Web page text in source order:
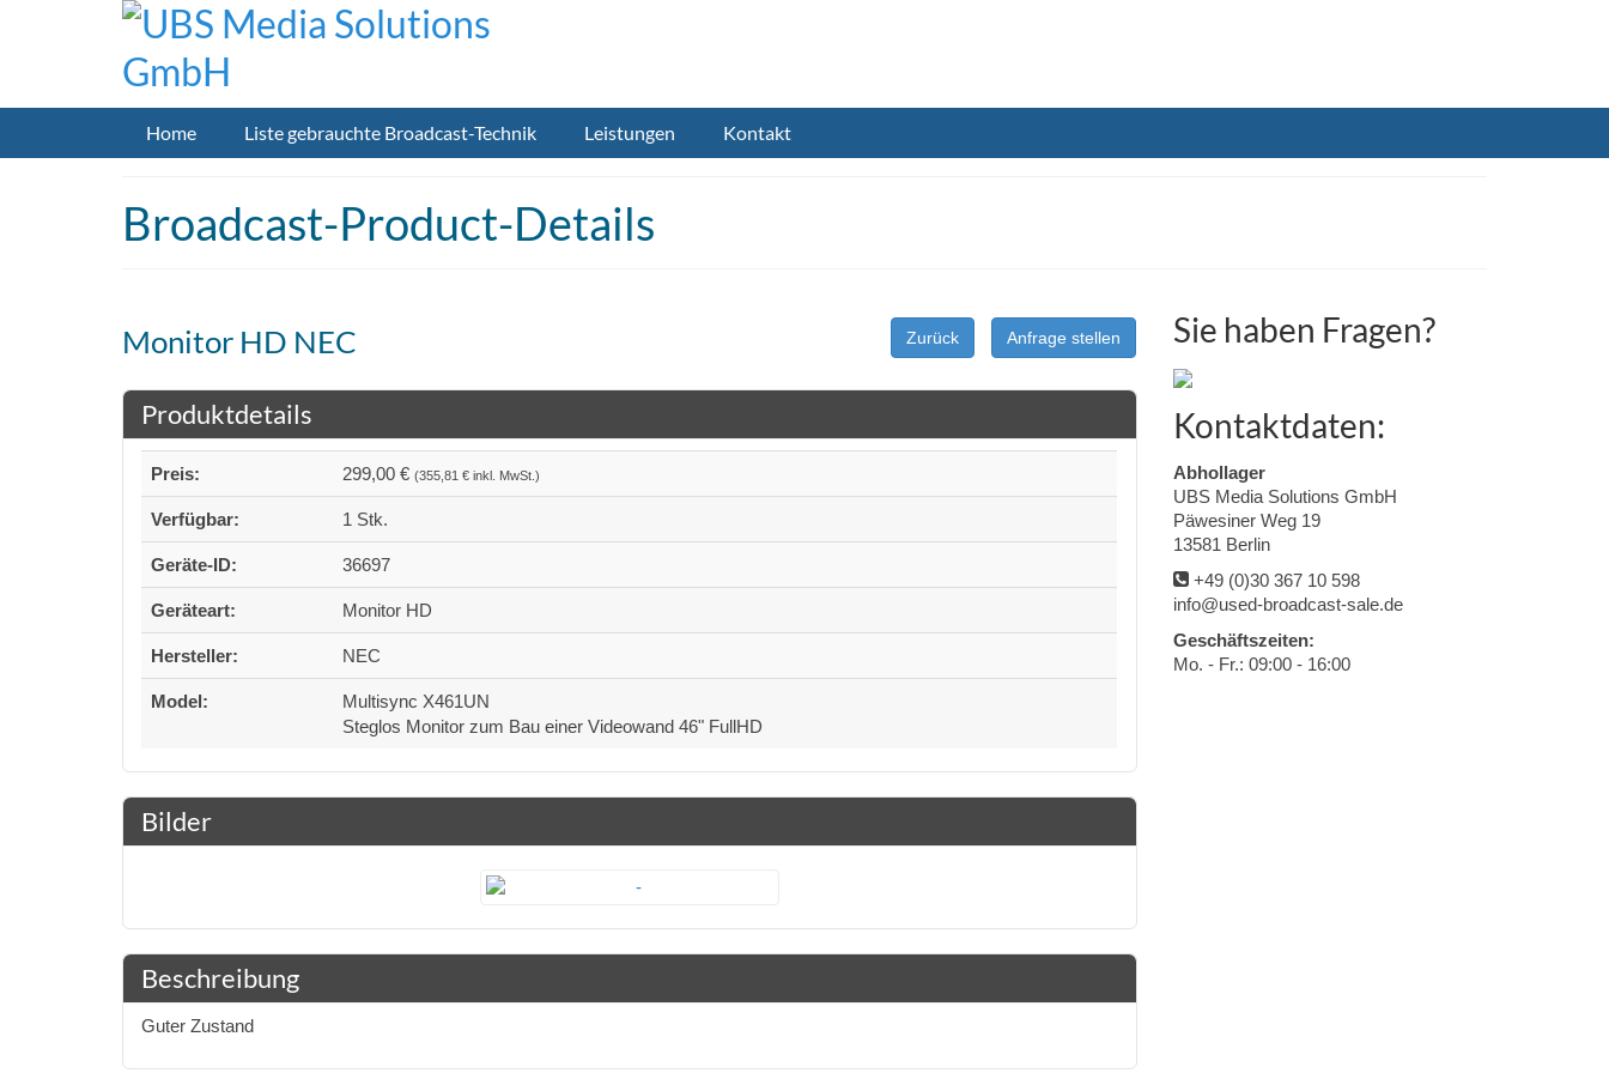
Home Liste gebrauchte Broadcast-Technik Leistungen Kontakt
Broadcast-Product-Details
Monitor HD NEC Zurück Anfrage stellen
Produktdetails
Preis: 299,00 € (355,81 € inkl. MwSt.)
Verfügbar: 1 Stk.
Geräte-ID: 36697
Geräteart: Monitor HD
Hersteller: NEC
Model:
Multisync X461UN
Steglos Monitor zum Bau einer Videowand 46" FullHD
Bilder
Beschreibung
Guter Zustand
Sie haben Fragen?
Kontaktdaten:
Abhollager
UBS Media Solutions GmbH
Päwesiner Weg 19
13581 Berlin
+49 (0)30 367 10 598
info@used-broadcast-sale.de
Geschäftszeiten:
Mo. - Fr.: 09:00 - 16:00